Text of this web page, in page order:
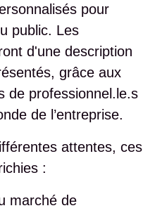
pour
public. Les
d'une description
grâce aux
de professionnel.le.s
de l’entreprise.
attentes, ces
:
marché de